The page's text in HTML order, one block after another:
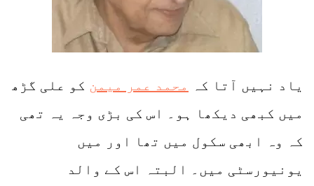
یاد نہیں آتا کہ محمد عمر میمن کو علی گڑھ
میں کبھی دیکھا ہو۔ اس کی بڑی وجہ یہ تھی
کہ وہ ابھی سکول میں تھا اور میں
یونیورسٹی میں۔ البتہ اس کے والد